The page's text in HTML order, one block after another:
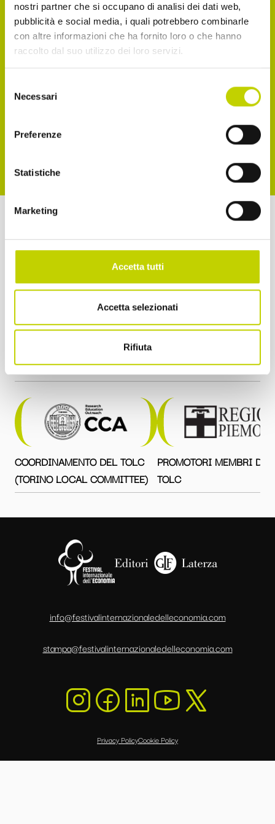
nostri partner che si occupano di analisi dei dati web,
pubblicità e social media, i quali potrebbero combinarle
con altre informazioni che ha fornito loro o che hanno
raccolto dal suo utilizzo dei loro servizi.
delNecessari
Preferenze
Statistiche
Marketing
Accetta tutti
Accetta selezionati
Rifiuta
Accetto di ricevere comunicazioni, come
indicato nel punto 2.b dell'informativa ex art. 13
Reg. UE 2016/679
Accetto la normativa sulla privacy
a cura di
con la direzione scientifica di Tito Boeri
COORDINAMENTO DEL TOLC
(TORINO LOCAL COMMITTEE)
PROMOTORI MEMBRI DEL
TOLC
info@festivalinternazionaledelleconomia.com
stampa@festivalinternazionaledelleconomia.com
Privacy PolicyCookie Policy